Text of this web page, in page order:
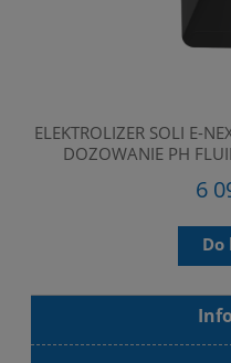
ELEKTROLIZER SOLI E-
DOZOWANIE PH
6
Do